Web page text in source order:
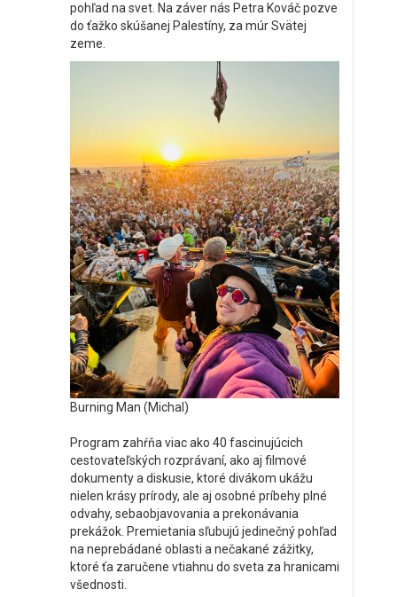
pohľad na svet. Na záver nás Petra Kováč pozve
do ťažko skúšanej Palestíny, za múr Svätej
zeme.
Burning Man (Michal)
Program zahŕňa viac ako 40 fascinujúcich
cestovateľských rozprávaní, ako aj filmové
dokumenty a diskusie, ktoré divákom ukážu
nielen krásy prírody, ale aj osobné príbehy plné
odvahy, sebaobjavovania a prekonávania
prekážok. Premietania sľubujú jedinečný pohľad
na neprebádané oblasti a nečakané zážitky,
ktoré ťa zaručene vtiahnu do sveta za hranicami
všednosti.